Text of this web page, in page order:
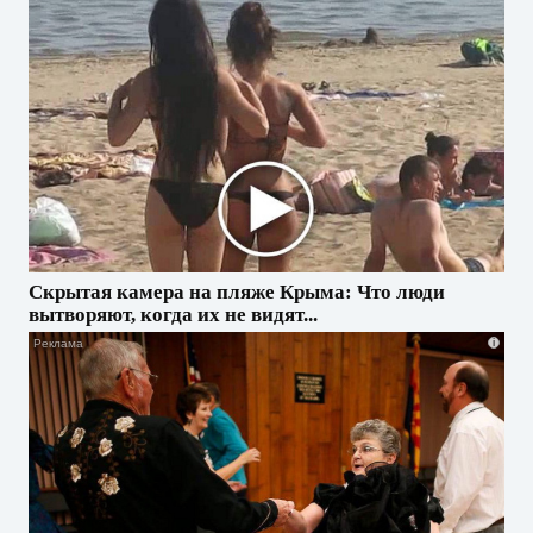
Скрытая камера на пляже Крыма: Что люди
вытворяют, когда их не видят...
i